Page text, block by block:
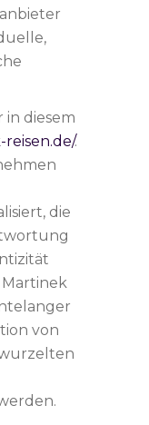
in diesem
.
die
von